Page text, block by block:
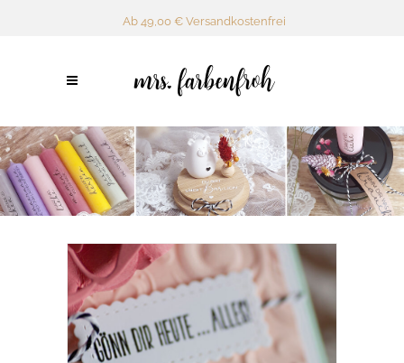
Ab 49,00 € Versandkostenfrei